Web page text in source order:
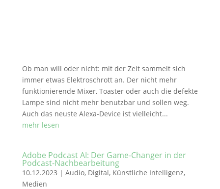
Ob man will oder nicht: mit der Zeit sammelt sich
immer etwas Elektroschrott an. Der nicht mehr
funktionierende Mixer, Toaster oder auch die defekte
Lampe sind nicht mehr benutzbar und sollen weg.
Auch das neuste Alexa-Device ist vielleicht...
mehr lesen
Adobe Podcast AI: Der Game-Changer in der
Podcast-Nachbearbeitung
10.12.2023 | Audio, Digital, Künstliche Intelligenz,
Medien